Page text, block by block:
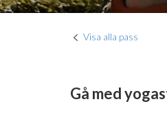
Visa alla pass
Gå med